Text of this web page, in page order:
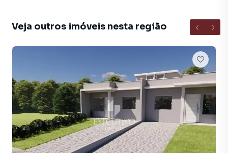
Casa para Venda em região valorizada do bairro
procurava ou deseja mais informações sobre Casa em
Arroio do Meio? Entre em contato com nossa equipe pelo
telefone (51) 3716-1914.
A Executivo Imóveis tem mais opções de apartamentos,
casas residenciais e comerciais, sobrados, terrenos, lojas
e barracões para venda ou locação, além de
empreendimentos em construção ou lançamentos na
planta em Medianeira e em outras regiões de Arroio do
Veja outros imóveis nesta região